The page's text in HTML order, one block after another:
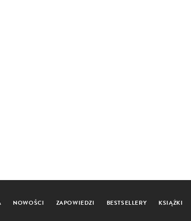
NOWOŚCI ZAPOWIEDZI BESTSELLERY KSIĄŻKI